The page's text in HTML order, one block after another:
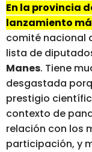
En la provincia
lanzamiento
comité nacional
lista de
Manes. Tiene
desgastada
prestigio
contexto de
relación con los
participación, y